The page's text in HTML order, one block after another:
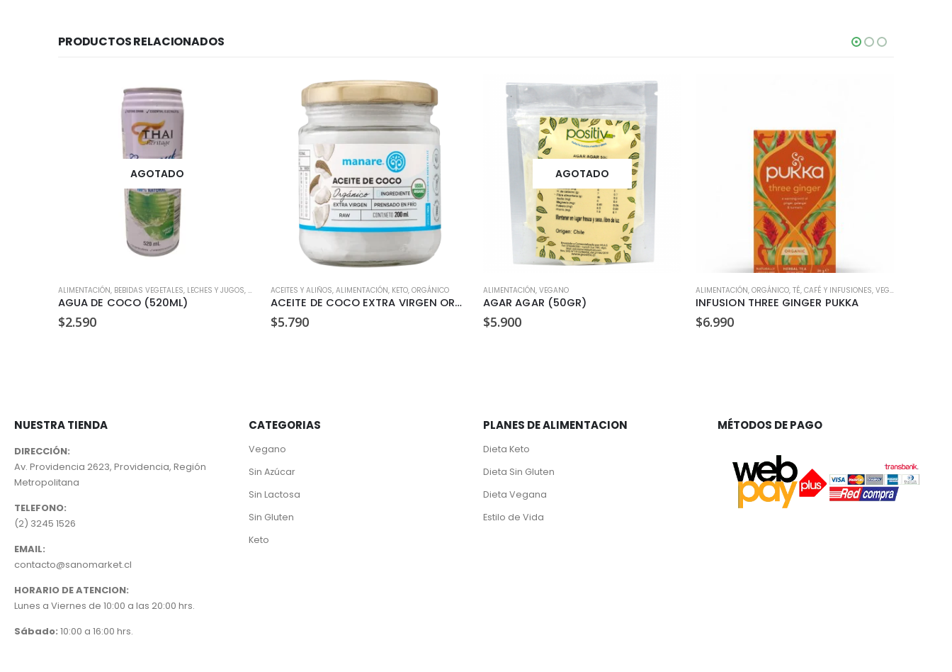
PRODUCTOS RELACIONADOS
AGOTADO
ALIMENTACIÓN, BEBIDAS VEGETALES, LECHES Y JUGOS, VEGANO
AGUA DE COCO (520ML)
$2.590
ACEITES Y ALIÑOS, ALIMENTACIÓN, KETO, ORGÁNICO
ACEITE DE COCO EXTRA VIRGEN ORGANICO MANARE 200ML
$5.790
AGOTADO
ALIMENTACIÓN, VEGANO
AGAR AGAR (50GR)
$5.900
ALIMENTACIÓN, ORGÁNICO, TÉ, CAFÉ Y INFUSIONES, VEGANO
INFUSION THREE GINGER PUKKA
$6.990
NUESTRA TIENDA
DIRECCIÓN:
Av. Providencia 2623, Providencia, Región
Metropolitana
TELEFONO:
(2) 3245 1526
EMAIL:
contacto@sanomarket.cl
HORARIO DE ATENCION:
Lunes a Viernes de 10:00 a las 20:00 hrs.
Sábado: 10:00 a 16:00 hrs.
CATEGORIAS
Vegano
Sin Azúcar
Sin Lactosa
Sin Gluten
Keto
PLANES DE ALIMENTACION
Dieta Keto
Dieta Sin Gluten
Dieta Vegana
Estilo de Vida
MÉTODOS DE PAGO